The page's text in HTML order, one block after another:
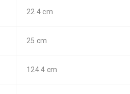
22.4 cm
25 cm
124.4 cm